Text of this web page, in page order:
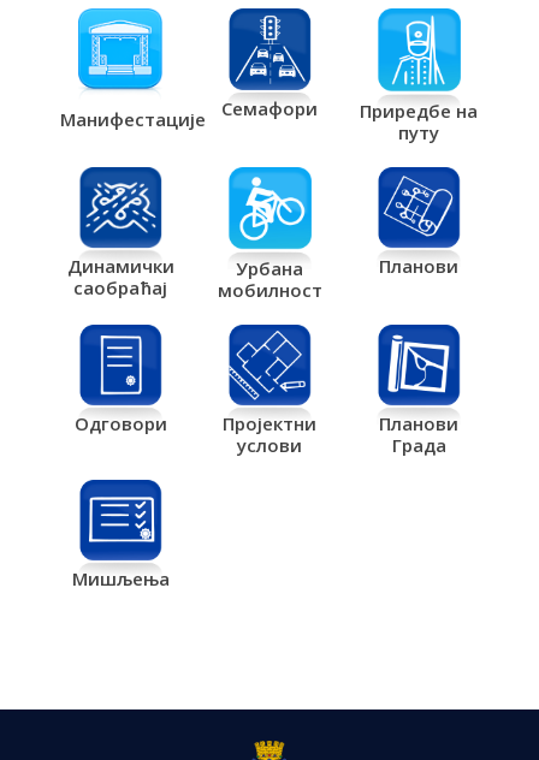
Манифестације Семафори
Приредбе на
путу
Динамички
саобраћај
Урбана
мобилност
Планови
Одговори
Пројектни
услови
Планови
Града
Мишљења